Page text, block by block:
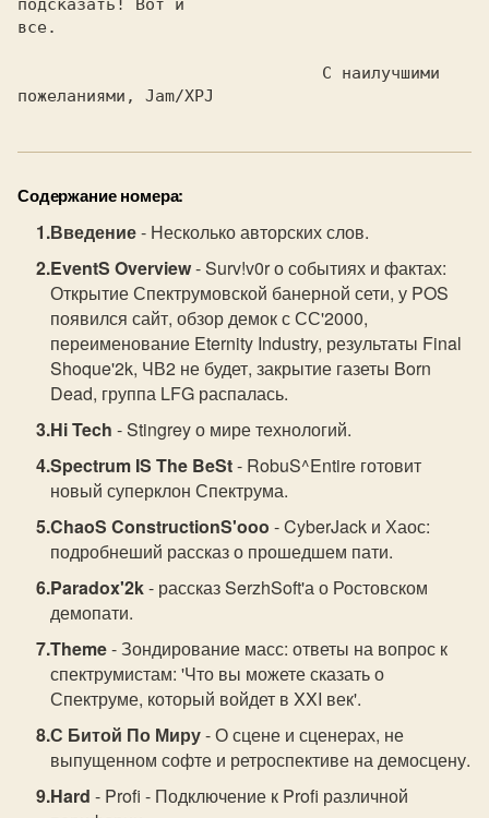
подсказать! Вот и
пожеланиями,
Jam/XPJ
Содержание номера:
Введение- Несколько авторских слов.
EventS Overview- Surv!v0r о событиях и фактах:
Открытие Спектрумовской банерной сети, у POS
появился сайт, обзор демок с СС'2000,
переименование Eternity Industry, результаты Final
Shoque'2k, ЧВ2 не будет, закрытие газеты Born
Dead, группа LFG распалась.
Hi Tech - Stingrey о мире технологий.
Spectrum IS The BeSt- RobuS^Entire готовит
новый суперклон Спектрума.
ChaoS ConstructionS'ooo - CyberJack и Хаос:
подробнеший рассказ о прошедшем пати.
Paradox'2k- рассказ SerzhSoft'а о Ростовском
демопати.
Theme- Зондирование масс: ответы на вопрос к
спектрумистам: 'Что вы можете сказать о
Спектруме, который войдет в XXI век'.
С Битой По Миру- О сцене и сценерах, не
выпущенном софте и ретроспективе на демосцену.
Hard - Profi - Подключение к Profi различной